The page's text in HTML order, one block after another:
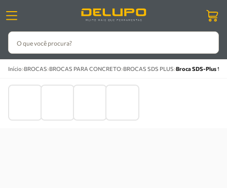
O que você procura?
Início›BROCAS›BROCAS PARA CONCRETO›BROCAS SDS PLUS›Broca SDS-Plus 18